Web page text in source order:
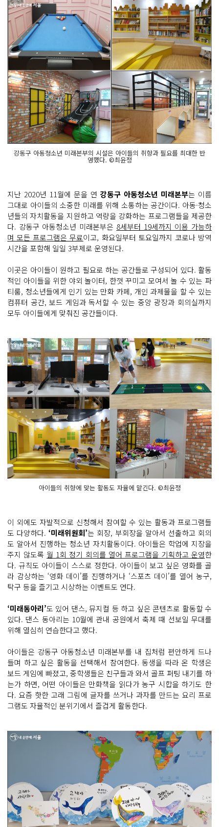
강동구 아동청소년 미래본부의 시설은 아이들의 취향과 필요를 최대한 반
영했다. ©최윤정
지난 2020년 11월에 문을 연 강동구 아동청소년 미래본부는 이름
그대로 아이들의 소중한 미래를 위해 소통하는 공간이다. 아동·청소
년들의 자치활동을 지원하고 역량을 강화하는 프로그램들을 제공한
다. 강동구 아동청소년 미래본부은 8세부터 19세까지 이용 가능하
며 모든 프로그램은 무료이고, 화요일부터 토요일까지 코로나 방역
시간을 포함해 일일 3부제로 운영된다.
이곳은 아이들이 원하고 필요로 하는 공간들로 구성되어 있다. 활동
적인 아이들을 위한 야외 놀이터, 한껏 꾸미고 모여서 놀 수 있는 파
티룸, 청소년들에게 인기 있는 만화 카페, 개인 과제물을 할 수 있는
컴퓨터 공간, 보드 게임과 독서할 수 있는 중앙 광장과 회의실까지
모두 아이들에게 맞춰진 공간들이다.
아이들의 취향에 맞는 활동도 자율에 맡긴다. ©최윤정
이 외에도 자발적으로 신청해서 참여할 수 있는 활동과 프로그램들
도 다양하다. ‘미래위원회’는 회장, 부회장을 알아서 선출하고 회의
도 알아서 진행하는 청소년 자치활동이다. 아이들은 학업에 지장을
주지 않도록 월 1회 정기 회의를 열어 프로그램을 기획하고 운영한
다. 규칙도 아이들이 스스로 정한다. 아이들이 보고 싶은 영화를 골
라 감상하는 ‘영화 데이’를 진행하거나 ‘스포츠 데이’를 열어 농구,
탁구 등을 즐기고 시상하는 이벤트도 연다.
‘미래동아리’도 있어 댄스, 뮤지컬 등 하고 싶은 콘텐츠로 활동할 수
있다. 댄스 동아리는 10월에 관내 공원에서 축제 때 선보일 무대를
위해 열심히 연습한다고 했다.
아이들은 강동구 아동청소년 미래본부를 내 집처럼 편안하게 드나
들며 하고 싶은 활동을 선택해서 참여한다. 동생을 따라 온 학생은
보드 게임에 빠졌고, 중학생들은 친구들과 와서 골프 퍼팅 내기를 하
는가 하면, 어떤 아이들은 만화책을 읽다가 농구 시합을 하기도 한
다. 요즘 핫한 고래 그림에 글자를 쓰거나 과자를 만드는 요리 프로
그램도 자율적인 분위기에서 즐겁게 활동한다.